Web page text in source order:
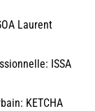
Laurent
ISSA
KETCHA